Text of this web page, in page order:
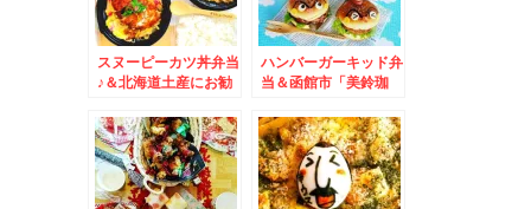
スヌーピーカツ丼弁当
♪＆北海道土産にお勧
「柳月」さんの「オタ
ルト」(*´艸`*)
ハンバーガーキッド弁
当＆函館市「美鈴珈
ック(*´艸`*)